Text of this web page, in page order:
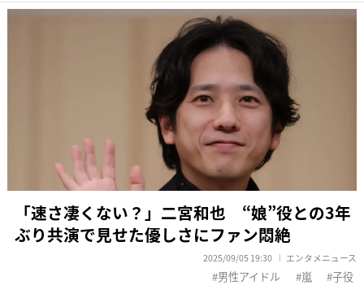
「速さ凄くない？」二宮和也 “娘”役との3年
ぶり共演で見せた優しさにファン悶絶
2025/09/05 19:30 エンタメニュース
男性アイドル 嵐 子役